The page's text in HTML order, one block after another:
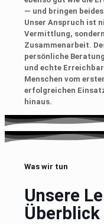
— und bringen
Unser Anspruch ist
Vermittlung,
Zusammenarbeit.
persönliche
und echte
Menschen vom
erfolgreichen
hinaus.
Was wir tun
Unsere
Überblick